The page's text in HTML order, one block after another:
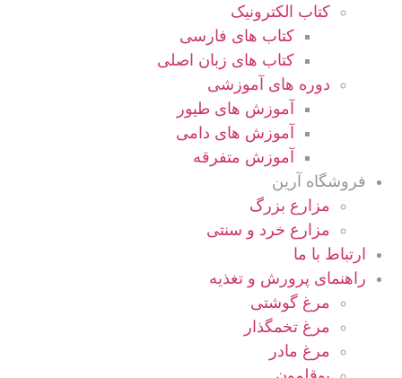
کتاب الکترونیک
کتاب های فارسی
کتاب های زبان اصلی
دوره های آموزشی
آموزش های طیور
آموزش های دامی
آموزش متفرقه
فروشگاه آرین
مزارع بزرگ
مزارع خرد و سنتی
ارتباط با ما
راهنمای پرورش و تغذیه
مرغ گوشتی
مرغ تخمگذار
مرغ مادر